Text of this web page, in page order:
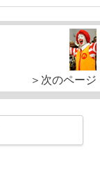
＞次のページ